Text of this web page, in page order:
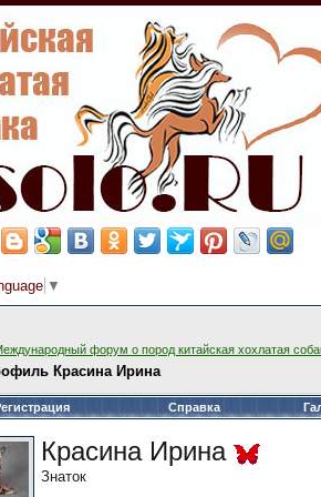
▼
форум о пород китайская хохлатая
Красина Ирина
Справка
Красина Ирина
Знаток